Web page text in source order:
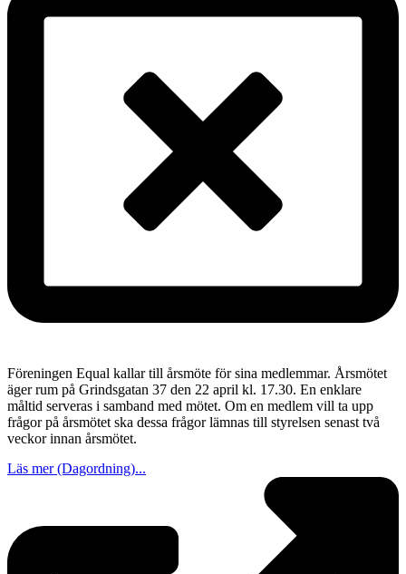
Föreningen Equal kallar till årsmöte för sina medlemmar. Årsmötet
äger rum på Grindsgatan 37 den 22 april kl. 17.30. En enklare
måltid serveras i samband med mötet. Om en medlem vill ta upp
frågor på årsmötet ska dessa frågor lämnas till styrelsen senast två
veckor innan årsmötet.
Läs mer (Dagordning)...